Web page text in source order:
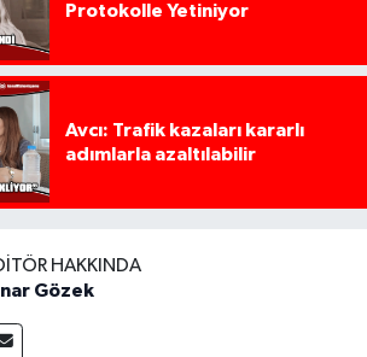
Protokolle Yetiniyor
Avcı: Trafik kazaları kararlı
adımlarla azaltılabilir
HAKKINDA
Gözek